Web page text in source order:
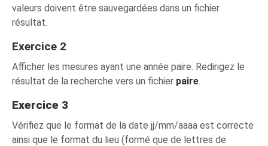
valeurs doivent être sauvegardées dans un fichier
résultat.
Exercice 2
Afficher les mesures ayant une année paire. Redirigez le
résultat de la recherche vers un fichier paire.
Exercice 3
Vérifiez que le format de la date jj/mm/aaaa est correcte
ainsi que le format du lieu (formé que de lettres de